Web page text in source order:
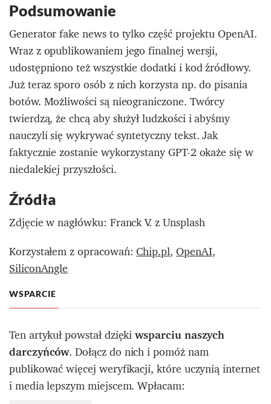
Podsumowanie
Generator fake news to tylko część projektu OpenAI.
Wraz z opublikowaniem jego finalnej wersji,
udostępniono też wszystkie dodatki i kod źródłowy.
Już teraz sporo osób z nich korzysta np. do pisania
botów. Możliwości są nieograniczone. Twórcy
twierdzą, że chcą aby służył ludzkości i abyśmy
nauczyli się wykrywać syntetyczny tekst. Jak
faktycznie zostanie wykorzystany GPT-2 okaże się w
niedalekiej przyszłości.
Źródła
Zdjęcie w nagłówku: Franck V. z Unsplash
Korzystałem z opracowań:Chip.pl,OpenAI,
SiliconAngle
WSPARCIE
Ten artykuł powstał dziękiwsparciu naszych
darczyńców. Dołącz do nich i pomóż nam
publikować więcej weryfikacji, które uczynią internet
i media lepszym miejscem. Wpłacam: